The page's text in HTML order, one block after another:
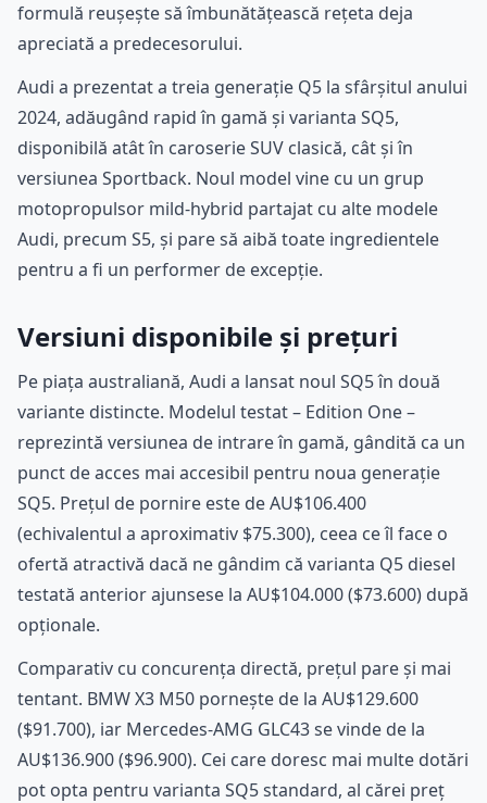
formulă reușește să îmbunătățească rețeta deja
apreciată a predecesorului.
Audi a prezentat a treia generație Q5 la sfârșitul anului
2024, adăugând rapid în gamă și varianta SQ5,
disponibilă atât în caroserie SUV clasică, cât și în
versiunea Sportback. Noul model vine cu un grup
motopropulsor mild-hybrid partajat cu alte modele
Audi, precum S5, și pare să aibă toate ingredientele
pentru a fi un performer de excepție.
Versiuni disponibile și prețuri
Pe piața australiană, Audi a lansat noul SQ5 în două
variante distincte. Modelul testat – Edition One –
reprezintă versiunea de intrare în gamă, gândită ca un
punct de acces mai accesibil pentru noua generație
SQ5. Prețul de pornire este de AU$106.400
(echivalentul a aproximativ $75.300), ceea ce îl face o
ofertă atractivă dacă ne gândim că varianta Q5 diesel
testată anterior ajunsese la AU$104.000 ($73.600) după
opționale.
Comparativ cu concurența directă, prețul pare și mai
tentant. BMW X3 M50 pornește de la AU$129.600
($91.700), iar Mercedes-AMG GLC43 se vinde de la
AU$136.900 ($96.900). Cei care doresc mai multe dotări
pot opta pentru varianta SQ5 standard, al cărei preț